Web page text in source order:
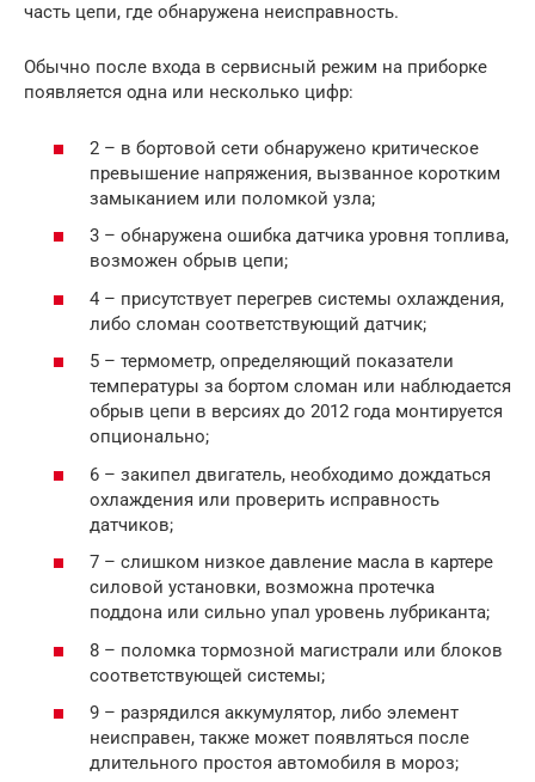
часть цепи, где обнаружена неисправность.
Обычно после входа в сервисный режим на приборке
появляется одна или несколько цифр:
2 – в бортовой сети обнаружено критическое
превышение напряжения, вызванное коротким
замыканием или поломкой узла;
3 – обнаружена ошибка датчика уровня топлива,
возможен обрыв цепи;
4 – присутствует перегрев системы охлаждения,
либо сломан соответствующий датчик;
5 – термометр, определяющий показатели
температуры за бортом сломан или наблюдается
обрыв цепи в версиях до 2012 года монтируется
опционально;
6 – закипел двигатель, необходимо дождаться
охлаждения или проверить исправность
датчиков;
7 – слишком низкое давление масла в картере
силовой установки, возможна протечка
поддона или сильно упал уровень лубриканта;
8 – поломка тормозной магистрали или блоков
соответствующей системы;
9 – разрядился аккумулятор, либо элемент
неисправен, также может появляться после
длительного простоя автомобиля в мороз;